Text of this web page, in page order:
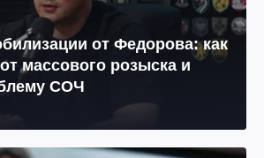
от Федорова: как
массового розыска и
СОЧ